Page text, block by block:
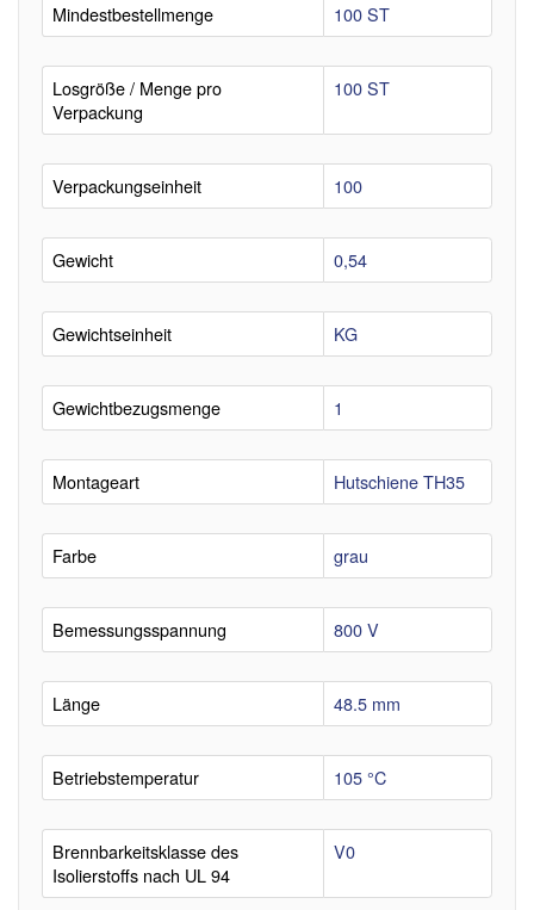
Mindestbestellmenge 100 ST
Losgröße / Menge pro
Verpackung
100 ST
Verpackungseinheit 100
Gewicht 0,54
Gewichtseinheit KG
Gewichtbezugsmenge 1
Montageart Hutschiene TH35
Farbe grau
Bemessungsspannung 800 V
Länge 48.5 mm
Betriebstemperatur 105 °C
Brennbarkeitsklasse des
Isolierstoffs nach UL 94
V0